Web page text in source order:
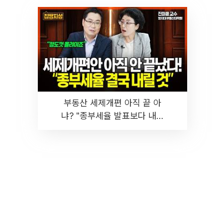
부동산 세제개편 아직 끝 아
냐? "종부세율 발표보다 내릴